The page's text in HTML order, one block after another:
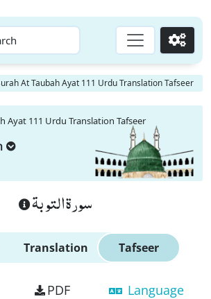
Go
At Taubah Ayat 111 Urdu Translation Tafseer
Ayat 111 Urdu Translation Tafseer
سورة التوبة
Translation Tafseer
PDF Language